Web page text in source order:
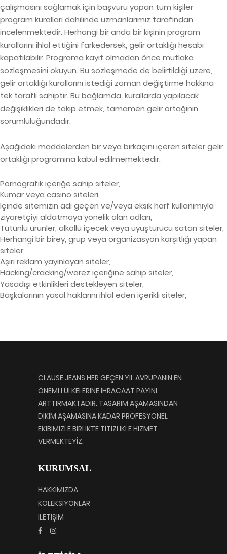
çalışmasını sağlamak için başvuru yapan tüm kişiler
program kuralları dahilinde uzmanlarımız tarafından
incelenmektedir. Herhangi bir anda bir kişinin program
kurallarını ihlal ettiğini farkedersek, gelir ortaklığı hesabı
kapatılabilir. Programa kayıt olmadan önce mutlaka
sözleşmesini okuyun. Bu sözleşmede de belirtildiği üzere,
gelir ortaklığı kurallarını istediği zaman değiştirme hakkına
tek taraflı sahiptir. Bu bağlamda, kurallarda yapılacak
değişiklikleri de takip etmek, tamamen gelir ortağının
sorumluluğundadır.
Aşağıdaki maddelerden bir veya birkaçını içeren siteler gelir
ortaklığı programına kabul edilmemektedir:
Pornografik içeriğe sahip siteler,
Kumar veya casino siteleri,
İçinde sitemizin adı geçen ve/veya eksik harf kullanımıyla
ziyaretçiyi aldatmaya yönelik alan adları,
Tütünlü ürünler, alkollü içecek veya uyuşturucu satan siteler,
Herhangi bir birey, grup veya organizasyon karşıtlığı yapan
siteler,
Aşırı reklam yayınlayan siteler,
Hacking/cracking/warez içeriğine sahip siteler,
Yasadışı etkinlikleri destekleyen siteler,
Başkalarının yasal haklarını ihlal eden içerikli siteler,
CLAUSE JEANS HER GEÇEN YIL AVRUPANIN EN
ÖNEMLİ ÜLKELERİNE İHRACAAT PAYINI
ARTTIRMAKTADIR. TASARIM AŞAMASINDAN
DİKİM AŞAMASINA KADAR PROFESYONEL
EKİBİMİZLE BİRLİKTE TİTİZLİKLE HİZMET
VERMEKTEYİZ.
KURUMSAL
HAKKIMIZDA
KOLEKSİYONLAR
İLETİŞİM